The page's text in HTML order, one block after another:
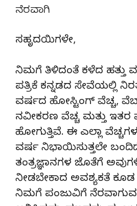
ನೆರವಾಗಿ
ಸಹೃದಯಿಗಳೇ,
ನಿಮಗೆ ತಿಳಿದಂತೆ ಕಳೆದ ಹತ್ತು
ಪತ್ರಿಕೆ ಕನ್ನಡದ ಸೇವೆಯಲ್ಲಿ
ವರ್ಷದ ಹೋಸ್ಟಿಂಗ್‌ ವೆಚ್ಚ,
ನವೀಕರಣ ವೆಚ್ಚ ಮತ್ತು ಇತರ
ಹೋಗುತ್ತಿವೆ. ಈ ಎಲ್ಲಾ
ವರ್ಷ ನಿಭಾಯಿಸುತ್ತಲೇ
ತಂತ್ರಜ್ಞಾನಗಳ ಜೊತೆಗೆ
ನೀಡಬೇಕಾದ ಅವಶ್ಯಕತೆ
ನಿಮಗೆ ಪಂಜುವಿಗೆ